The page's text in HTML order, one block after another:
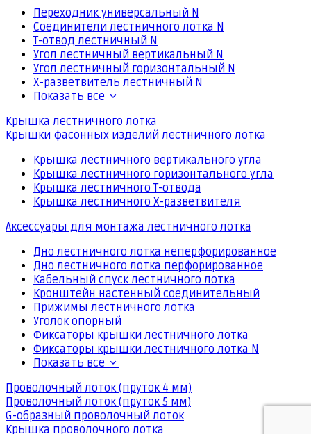
Переходник универсальный N
Соединители лестничного лотка N
Т-отвод лестничный N
Угол лестничный вертикальный N
Угол лестничный горизонтальный N
Х-разветвитель лестничный N
Показать все
Крышка лестничного лотка
Крышки фасонных изделий лестничного лотка
Крышка лестничного вертикального угла
Крышка лестничного горизонтального угла
Крышка лестничного Т-отвода
Крышка лестничного Х-разветвителя
Аксессуары для монтажа лестничного лотка
Дно лестничного лотка неперфорированное
Дно лестничного лотка перфорированное
Кабельный спуск лестничного лотка
Кронштейн настенный соединительный
Прижимы лестничного лотка
Уголок опорный
Фиксаторы крышки лестничного лотка
Фиксаторы крышки лестничного лотка N
Показать все
Проволочный лоток (пруток 4 мм)
Проволочный лоток (пруток 5 мм)
G-образный проволочный лоток
Крышка проволочного лотка